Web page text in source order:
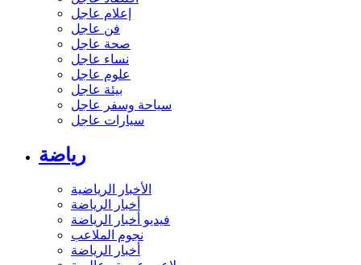
إعلام عاجل
فن عاجل
صحة عاجل
نساء عاجل
علوم عاجل
بيئة عاجل
سياحة وسفر عاجل
سيارات عاجل
رياضة
الأخبار الرياضية
أخبار الرياضة
فيديو أخبار الرياضة
نجوم الملاعب
أخبار الرياضة